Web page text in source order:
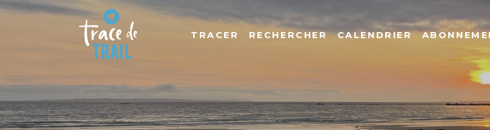
TRACER RECHERCHER CALENDRIER